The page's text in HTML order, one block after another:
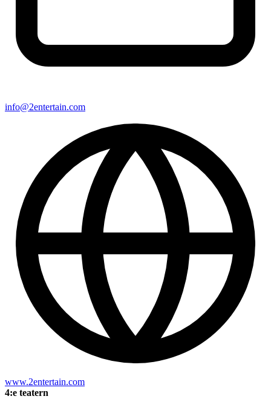
info@2entertain.com
www.2entertain.com
4:e teatern